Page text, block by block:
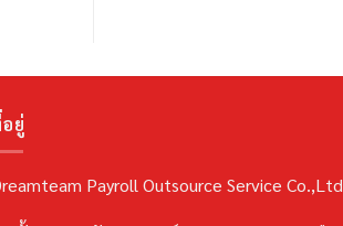
ยู่
Payroll Outsource Service Co.,Ltd